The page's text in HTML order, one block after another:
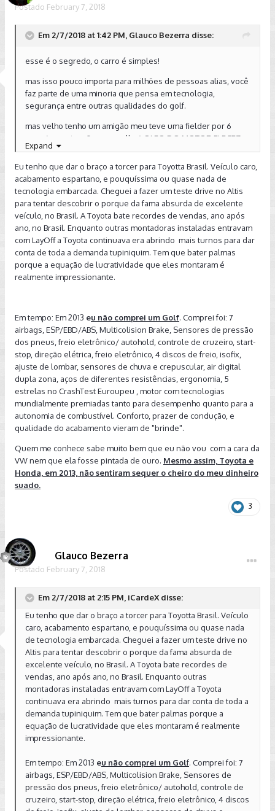
Postado February 7, 2018
Em 2/7/2018 at 1:42 PM, Glauco Bezerra disse:
esse é o segredo, o carro é simples!
mas isso pouco importa para milhões de pessoas alias, você
faz parte de uma minoria que pensa em tecnologia,
segurança entre outras qualidades do golf.
mas velho tenho um amigão meu teve uma fielder por 6
anos ( manutenção zero velho ) OLEO DO MOTOR ELE FEZ
UMA TROCA EM 100MKM, O CARRO NUNCA PAROU ERA
CHEIO DE DEFEITO MAS PARAR DE FUNCIONAR NUNCA.
Agora ele tem um seg 2009 com ele desde 2012. ele é um
pouco mais cuidadoso mas muito ceboso, porcao com
manutenção! mesma coisa nunca parou.
um VW não aguenta nem de longe esse tratamento.
Expand
Eu tenho que dar o braço a torcer para Toyotta Brasil. Veículo caro,
acabamento espartano, e pouquíssima ou quase nada de
tecnologia embarcada. Cheguei a fazer um teste drive no Altis
para tentar descobrir o porque da fama absurda de excelente
veículo, no Brasil. A Toyota bate recordes de vendas, ano após
ano, no Brasil. Enquanto outras montadoras instaladas entravam
com LayOff a Toyota continuava era abrindo mais turnos para dar
conta de toda a demanda tupiniquim. Tem que bater palmas
porque a equação de lucratividade que eles montaram é
realmente impressionante.
Em tempo: Em 2013 eu não comprei um Golf. Comprei foi: 7
airbags, ESP/EBD/ABS, Multicolision Brake, Sensores de pressão
dos pneus, freio eletrônico/ autohold, controle de cruzeiro, start-
stop, direção elétrica, freio eletrônico, 4 discos de freio, isofix,
ajuste de lombar, sensores de chuva e crepuscular, air digital
dupla zona, aços de diferentes resistências, ergonomia, 5
estrelas no CrashTest Euroupeu , motor com tecnologias
mundialmente premiadas tanto para desempenho quanto para a
autonomia de combustível. Conforto, prazer de condução, e
qualidade do acabamento vieram de "brinde".
Quem me conhece sabe muito bem que eu não vou com a cara da
VW nem que ela fosse pintada de ouro. Mesmo assim, Toyota e
Honda, em 2013, não sentiram sequer o cheiro do meu dinheiro
suado.
3
Glauco Bezerra
Postado February 7, 2018
Em 2/7/2018 at 2:15 PM, iCardeX disse:
Eu tenho que dar o braço a torcer para Toyotta Brasil. Veículo
caro, acabamento espartano, e pouquíssima ou quase nada
de tecnologia embarcada. Cheguei a fazer um teste drive no
Altis para tentar descobrir o porque da fama absurda de
excelente veículo, no Brasil. A Toyota bate recordes de
vendas, ano após ano, no Brasil. Enquanto outras
montadoras instaladas entravam com LayOff a Toyota
continuava era abrindo mais turnos para dar conta de toda a
demanda tupiniquim. Tem que bater palmas porque a
equação de lucratividade que eles montaram é realmente
impressionante.
Em tempo: Em 2013 eu não comprei um Golf. Comprei foi: 7
airbags, ESP/EBD/ABS, Multicolision Brake, Sensores de
pressão dos pneus, freio eletrônico/ autohold, controle de
cruzeiro, start-stop, direção elétrica, freio eletrônico, 4 discos